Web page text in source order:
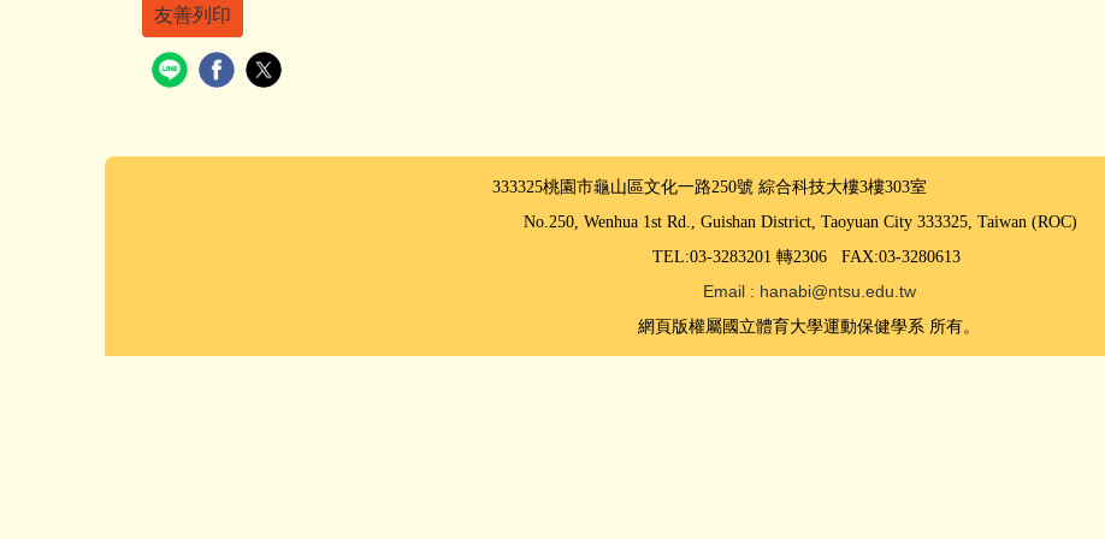
友善列印
333325桃園市龜山區文化一路250號 綜合科技大樓3樓303室
No.250, Wenhua 1st Rd., Guishan District, Taoyuan City 333325, Taiwan (ROC)
TEL:03-3283201 轉2306 FAX:03-3280613
Email : hanabi@ntsu.edu.tw
網頁版權屬國立體育大學運動保健學系 所有。